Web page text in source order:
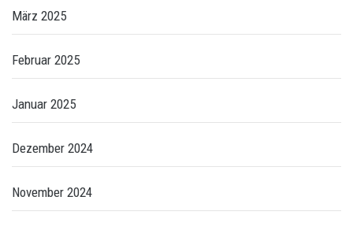
März 2025
Februar 2025
Januar 2025
Dezember 2024
November 2024